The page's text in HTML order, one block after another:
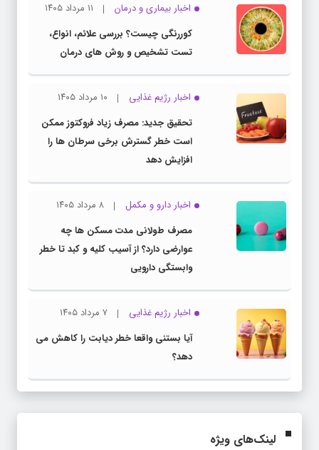
اخبار بیماری و درمان
۱۱ مرداد ۱۴۰۵
کوررنگی چیست؟ بررسی علائم، انواع،
تست تشخیص و روش های درمان
اخبار رژیم غذایی
۱۰ مرداد ۱۴۰۵
تحقیق جدید: مصرف زیاد فروکتوز ممکن
است خطر گسترش برخی سرطان ها را
افزایش دهد
اخبار دارو و مکمل
۸ مرداد ۱۴۰۵
مصرف طولانی مدت مسکن ها چه
عوارضی دارد؟ از آسیب کلیه و کبد تا خطر
وابستگی دارویی
اخبار رژیم غذایی
۷ مرداد ۱۴۰۵
آیا بستنی واقعا خطر دیابت را کاهش می
دهد؟
لینک‌های ویژه